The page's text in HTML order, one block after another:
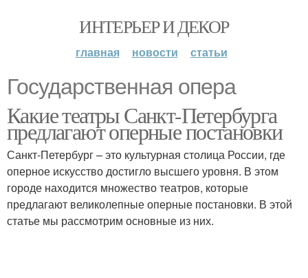
ИНТЕРЬЕР И ДЕКОР
главная новости статьи
Государственная опера
Какие театры Санкт-Петербурга
предлагают оперные постановки
Санкт-Петербург – это культурная столица России, где
оперное искусство достигло высшего уровня. В этом
городе находится множество театров, которые
предлагают великолепные оперные постановки. В этой
статье мы рассмотрим основные из них.